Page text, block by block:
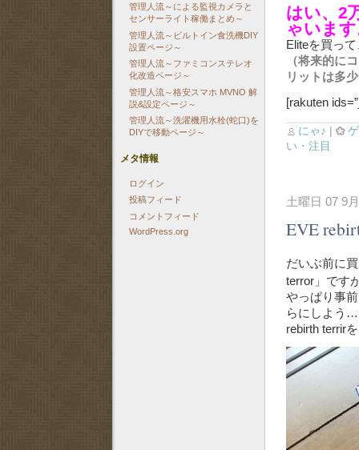
はい、2
ゃいま
Eliteを買っ
（将来的に
リットは多
[rakuten
にゃ♪ |
い・注目
土曜日 07 9
EVE
だいぶ前に
terror」です
やっぱり事
らにしよう…
rebirth terrir
管理人流～による監視カメラと
センサーライト稼働まとめ～
管理人流～ビルトイン食洗機DIY
設置ページ～
管理人流～ファミコンステレオ
化改造ページ～
管理人流～格安スマホ MVNO 解
説&設定ページ～
管理人流～洗濯機用水栓(蛇口)を
DIYで移動ページ～
メタ情報
ログイン
投稿フィード
コメントフィード
WordPress.org